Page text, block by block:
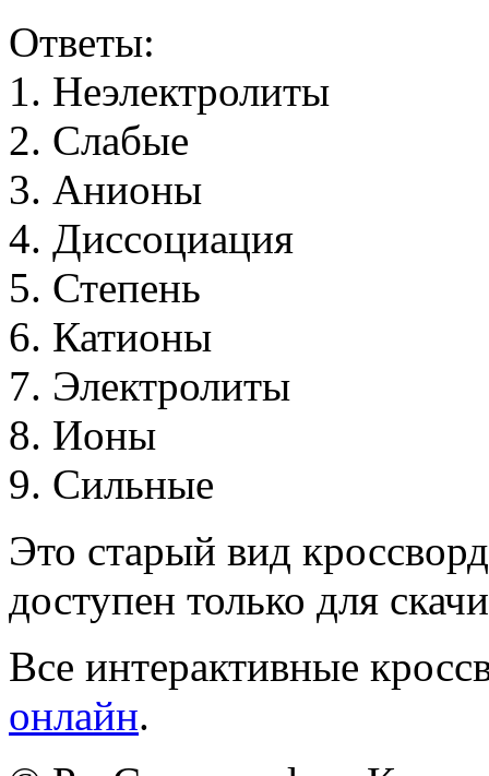
Ответы:
1. Неэлектролиты
2. Слабые
3. Анионы
4. Диссоциация
5. Степень
6. Катионы
7. Электролиты
8. Ионы
9. Сильные
Это старый вид
доступен только для
Все интерактивные
онлайн.